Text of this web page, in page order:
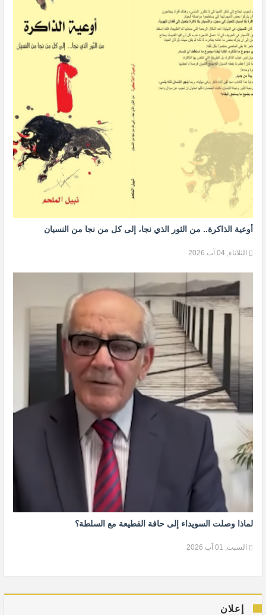
أوعية الذاكرة.. من الثور الذي نجا، إلى كل من نجا من النسيان
الثلاثاء, 04 آب 2026
لماذا وصلت السويداء إلى حافة القطيعة مع السلطة؟
السبت, 01 آب 2026
إعلان